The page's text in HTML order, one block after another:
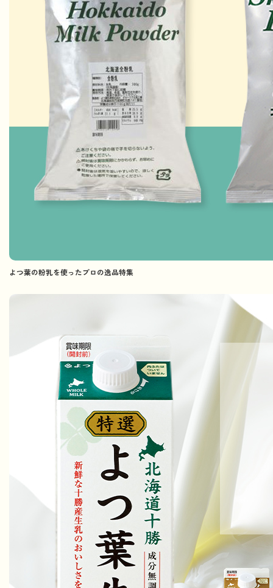
よつ葉の粉乳を使ったプロの逸品特集